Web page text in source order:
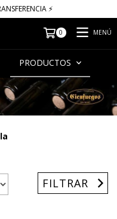
⚡​
0 MENÚ
PRODUCTOS
FILTRAR